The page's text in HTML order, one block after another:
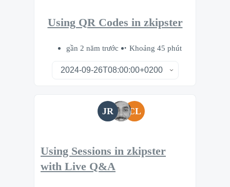
Using QR Codes in zkipster
gần 2 năm trước Khoảng 45 phút
JR CL
Using Sessions in zkipster
with Live Q&A